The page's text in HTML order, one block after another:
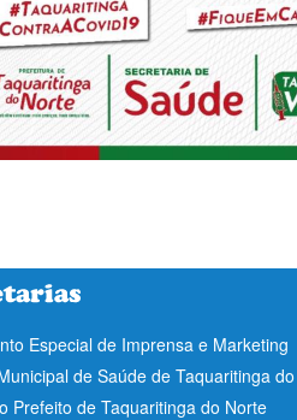
Especial de Imprensa e Marketing
de Saúde de Taquaritinga
Prefeito de Taquaritinga do Norte